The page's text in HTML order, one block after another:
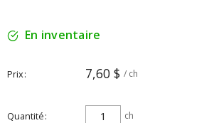
En inventaire
Prix 7,60 $ / ch
Quantité ch